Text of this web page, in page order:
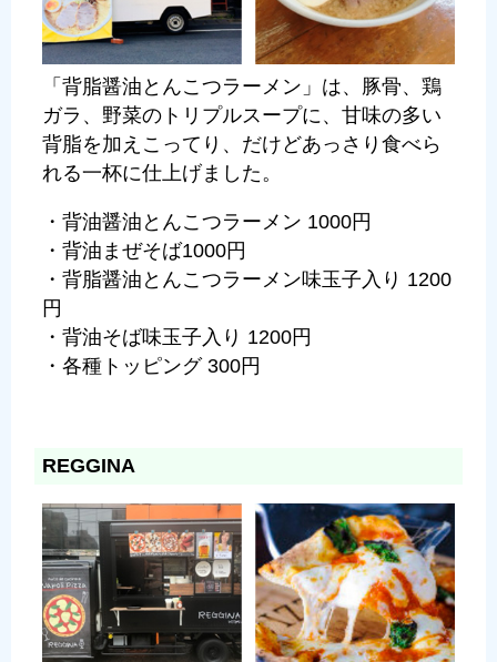
「背脂醤油とんこつラーメン」は、豚骨、鶏
ガラ、野菜のトリプルスープに、甘味の多い
背脂を加えこってり、だけどあっさり食べら
れる一杯に仕上げました。
・背油醤油とんこつラーメン 1000円
・背油まぜそば1000円
・背脂醤油とんこつラーメン味玉子入り 1200
円
・背油そば味玉子入り 1200円
・各種トッピング 300円
REGGINA